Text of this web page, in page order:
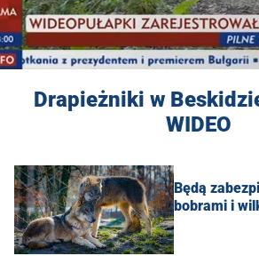
Drapieżniki w
WIDEO
Będą
bobrami i